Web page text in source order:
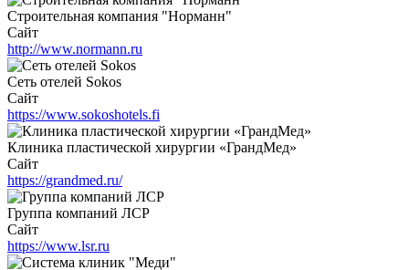
Строительная компания "Норманн"
Сайт
http://www.normann.ru
Сеть отелей Sokos
Сайт
https://www.sokoshotels.fi
Клиника пластической хирургии «ГрандМед»
Сайт
https://grandmed.ru/
Группа компаний ЛСР
Сайт
https://www.lsr.ru